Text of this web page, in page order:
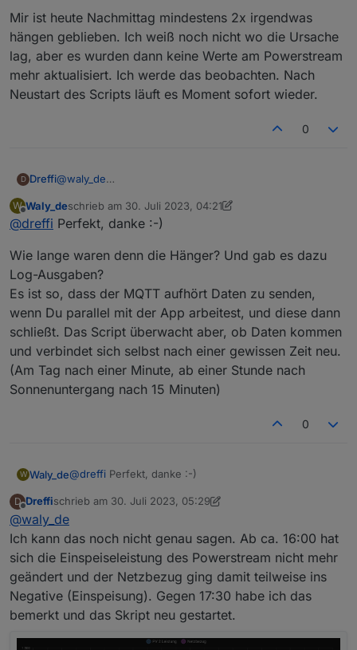
Mir ist heute Nachmittag mindestens 2x irgendwas
hängen geblieben. Ich weiß noch nicht wo die Ursache
lag, aber es wurden dann keine Werte am Powerstream
mehr aktualisiert. Ich werde das beobachten. Nach
Neustart des Scripts läuft es Moment sofort wieder.
0
D Dreffi@waly_de
https://www.photovoltaikforum.com/thread/202377-
tibber-doppelter-lesekopf-pulse/
Mir ist heute Nachmittag mindestens 2x irgendwas
hängen geblieben. Ich weiß noch nicht wo die Ursache
mehr aktualisiert. Ich werde das beobachten. Nach
Neustart des Scripts läuft es Moment sofort wieder.
W
Offline
Waly_deschrieb am 30. Juli 2023, 04:21
zuletzt editiert von Waly_de
@dreffi Perfekt, danke :-)
Wie lange waren denn die Hänger? Und gab es dazu
Log-Ausgaben?
Es ist so, dass der MQTT aufhört Daten zu senden,
wenn Du parallel mit der App arbeitest, und diese dann
schließt. Das Script überwacht aber, ob Daten kommen
und verbindet sich selbst nach einer gewissen Zeit neu.
(Am Tag nach einer Minute, ab einer Stunde nach
Sonnenuntergang nach 15 Minuten)
0
W Waly_de@dreffi Perfekt, danke :-)
Wie lange waren denn die Hänger? Und gab es dazu
Es ist so, dass der MQTT aufhört Daten zu senden,
wenn Du parallel mit der App arbeitest, und diese
dann schließt. Das Script überwacht aber, ob Daten
kommen und verbindet sich selbst nach einer
gewissen Zeit neu. (Am Tag nach einer Minute, ab
einer Stunde nach Sonnenuntergang nach 15
D
Offline
Dreffischrieb am 30. Juli 2023, 05:29
zuletzt editiert von Dreffi
@waly_de
Ich kann das noch nicht genau sagen. Ab ca. 16:00 hat
sich die Einspeiseleistung des Powerstream nicht mehr
geändert und der Netzbezug ging damit teilweise ins
Negative (Einspeisung). Gegen 17:30 habe ich das
bemerkt und das Skript neu gestartet.